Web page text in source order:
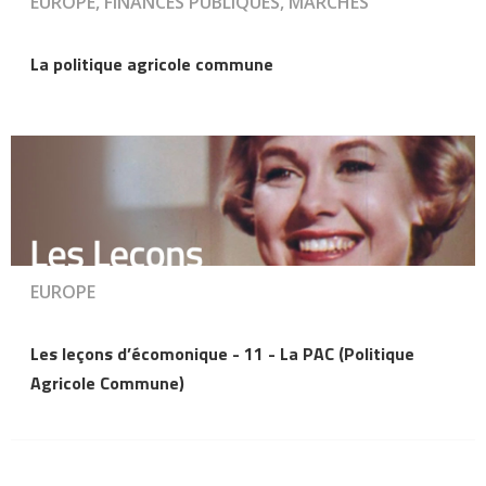
La politique agricole commune
EUROPE
Les leçons d’écomonique - 11 - La PAC (Politique
Agricole Commune)